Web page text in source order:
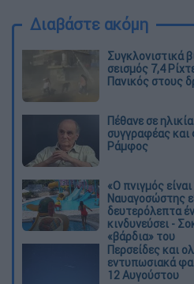
Διαβάστε ακόμη
Συγκλονιστικά
σεισμός 7,4
Πανικός στους
Πέθανε σε
συγγραφέας
Ράμφος
«Ο πνιγμός
Ναυαγοσώστης
δευτερόλεπτα
κινδυνεύσει -
«βάρδια» του
Περσείδες και
εντυπωσιακά
12 Αυγούστου